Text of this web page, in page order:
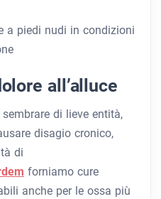
a piedi nudi in condizioni
all’alluce
di lieve entità,
disagio cronico,
di
forniamo cure
anche per le ossa più